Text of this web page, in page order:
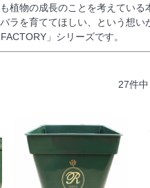
物の成長のことを考えている
を育ててほしい、という想い
」シリーズです。
27件中